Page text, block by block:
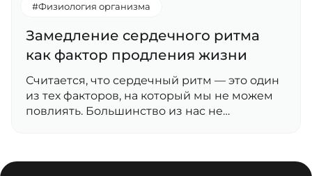
#Физиология организма
Замедление сердечного ритма
как фактор продления жизни
Считается, что сердечный ритм — это один
из тех факторов, на который мы не можем
повлиять. Большинство из нас не…